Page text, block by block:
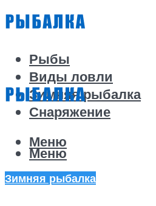
Рыбы
Виды ловли
Зимняя рыбалка
Снаряжение
Меню
Меню
Зимняя рыбалка